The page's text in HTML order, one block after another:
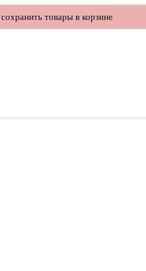
товары в корзине